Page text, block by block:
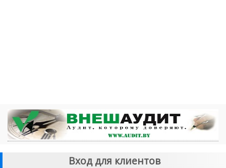
Вход для клиентов